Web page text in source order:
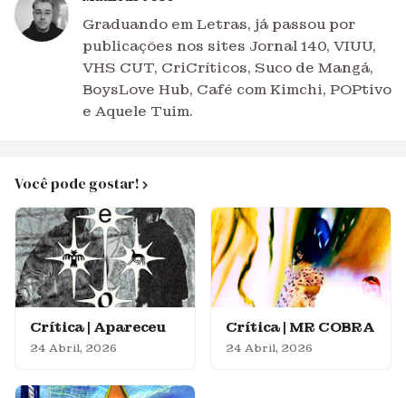
Graduando em Letras, já passou por
publicações nos sites Jornal 140, VIUU,
VHS CUT, CriCríticos, Suco de Mangá,
BoysLove Hub, Café com Kimchi, POPtivo
e Aquele Tuim.
Você pode gostar!
Crítica | Apareceu
24 Abril, 2026
Crítica | MR COBRA
24 Abril, 2026